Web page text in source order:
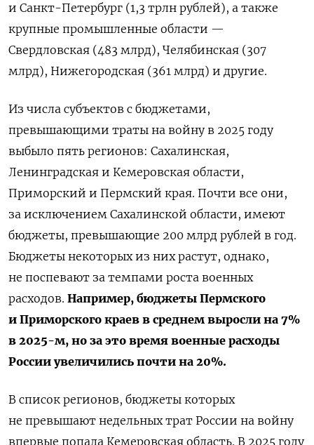
и Санкт-Петербург (1,3 трлн рублей), а также
крупные промышленные области —
Свердловская (483 млрд), Челябинская (307
млрд), Нижегородская (361 млрд) и другие.
Из числа субъектов с бюджетами,
превышающими траты на войну в 2025 году
выбыло пять регионов: Сахалинская,
Ленинградская и Кемеровская области,
Приморский и Пермский края. Почти все они,
за исключением Сахалинской области, имеют
бюджеты, превышающие 200 млрд рублей в год.
Бюджеты некоторых из них растут, однако,
не поспевают за темпами роста военных
расходов. Например, бюджеты Пермского
и Приморского краев в среднем выросли на 7%
в 2025-м, но за это время военные расходы
России увеличились почти на 20%.
В список регионов, бюджеты которых
не превышают недельных трат России на войну
впервые попала Кемеровская область. В 2025 году